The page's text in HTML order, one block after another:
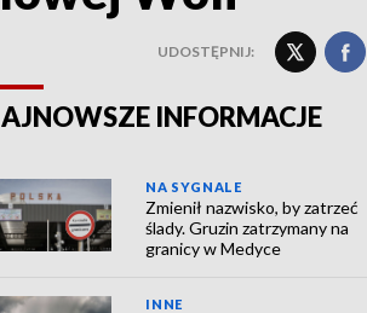
UDOSTĘPNIJ:
INFORMACJE
NA SYGNALE
Zmienił nazwisko, by zatrzeć
ślady. Gruzin zatrzymany na
granicy w Medyce
INNE